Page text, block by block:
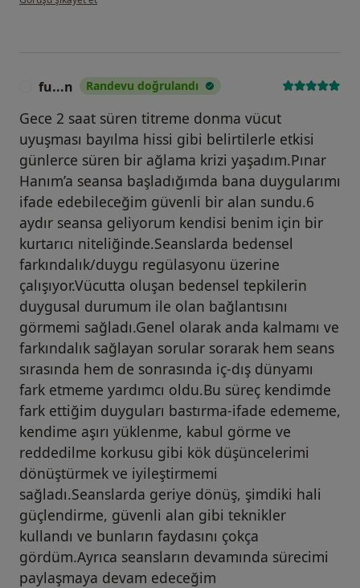
fu...n Randevu doğrulandı
Gece 2 saat süren titreme donma vücut
uyuşması bayılma hissi gibi belirtilerle etkisi
günlerce süren bir ağlama krizi yaşadım.Pınar
Hanım’a seansa başladığımda bana duygularımı
ifade edebileceğim güvenli bir alan sundu.6
aydır seansa geliyorum kendisi benim için bir
kurtarıcı niteliğinde.Seanslarda bedensel
farkındalık/duygu regülasyonu üzerine
çalışıyor.Vücutta oluşan bedensel tepkilerin
duygusal durumum ile olan bağlantısını
görmemi sağladı.Genel olarak anda kalmamı ve
farkındalık sağlayan sorular sorarak hem seans
sırasında hem de sonrasında iç-dış dünyamı
fark etmeme yardımcı oldu.Bu süreç kendimde
fark ettiğim duyguları bastırma-ifade edememe,
kendime aşırı yüklenme, kabul görme ve
reddedilme korkusu gibi kök düşüncelerimi
dönüştürmek ve iyileştirmemi
sağladı.Seanslarda geriye dönüş, şimdiki hali
güçlendirme, güvenli alan gibi teknikler
kullandı ve bunların faydasını çokça
gördüm.Ayrıca seansların devamında sürecimi
paylaşmaya devam edeceğim